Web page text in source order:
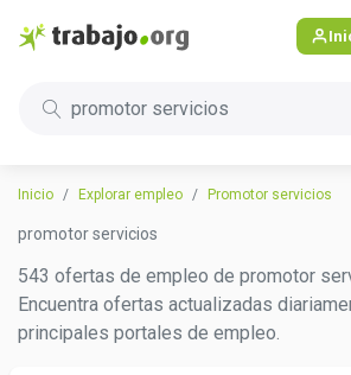
promotor servicios
Inicio Explorar empleo Promotor servicios
promotor servicios
543 ofertas de empleo de promotor
Encuentra ofertas actualizadas
principales portales de empleo.